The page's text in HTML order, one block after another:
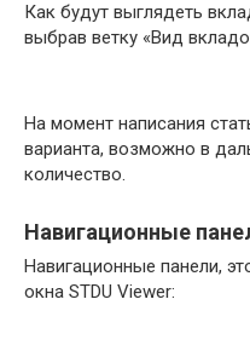
Как будут выглядеть
выбрав ветку «Вид
На момент написания
варианта, возможно в
количество.
Навигационные
Навигационные панели,
окна STDU Viewer: